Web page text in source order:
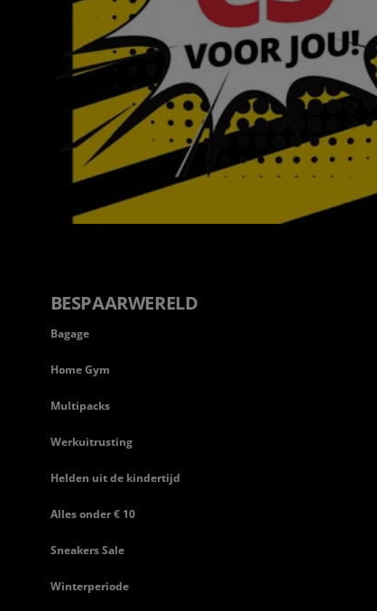
BESPAARWERELD
Bagage
Home Gym
Multipacks
Werkuitrusting
Helden uit de kindertijd
Alles onder € 10
Sneakers Sale
Winterperiode